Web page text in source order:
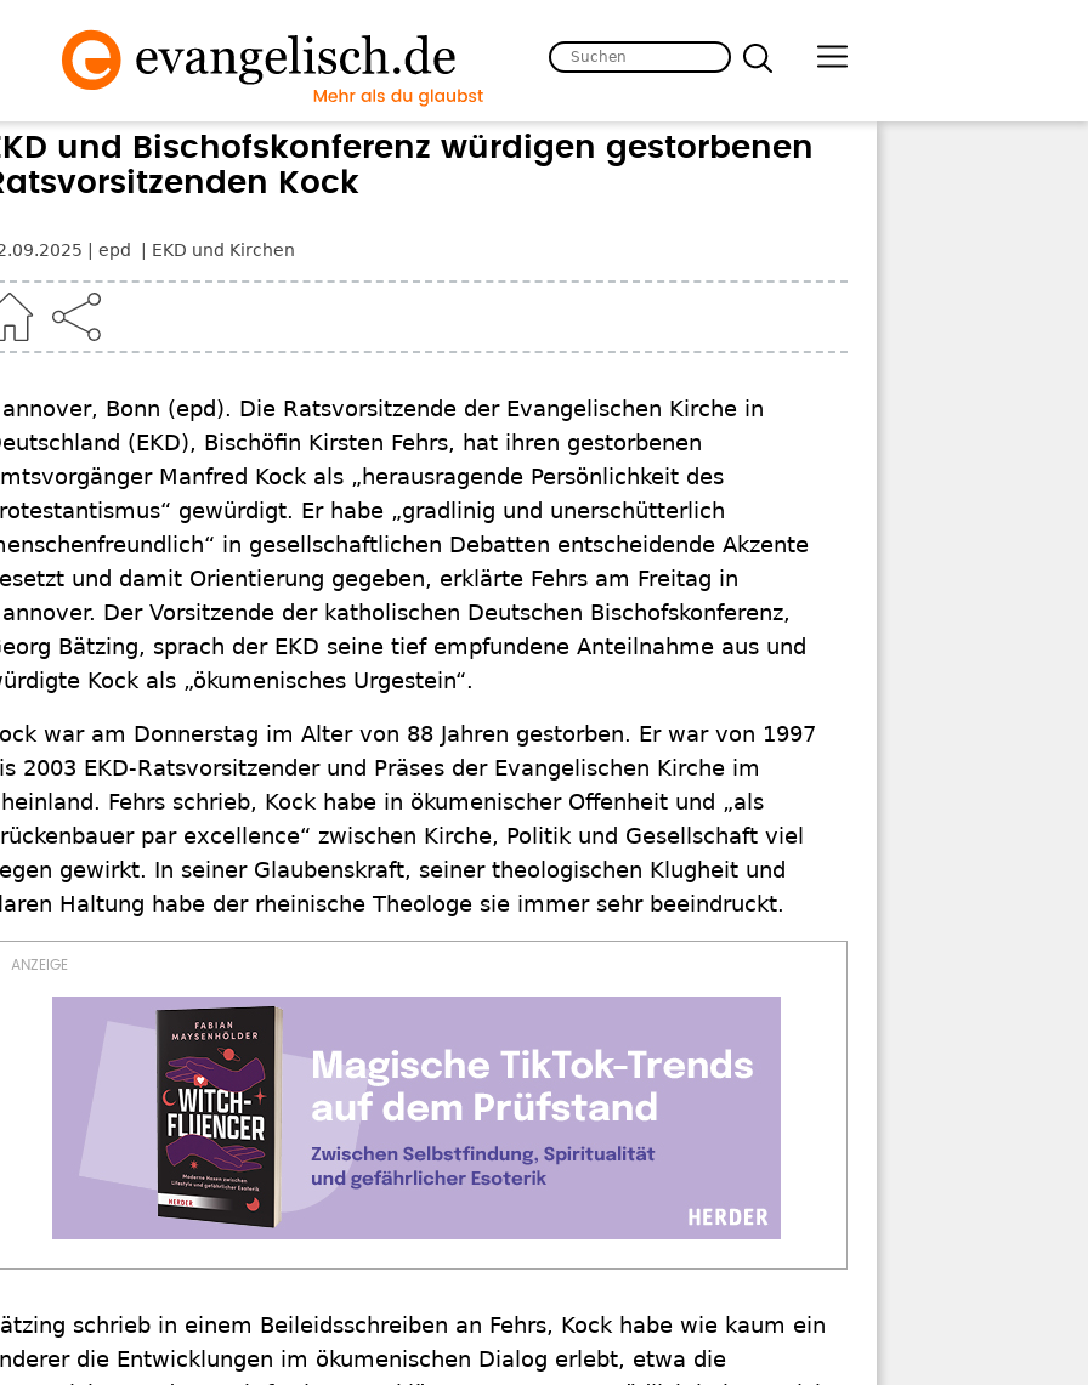
und Bischofskonferenz würdigen gestorbenen
Kock
epd EKD und Kirchen
Bonn (epd). Die Ratsvorsitzende der Evangelischen Kirche in
(EKD), Bischöfin Kirsten Fehrs, hat ihren gestorbenen
Manfred Kock als „herausragende Persönlichkeit des
gewürdigt. Er habe „gradlinig und unerschütterlich
in gesellschaftlichen Debatten entscheidende Akzente
und damit Orientierung gegeben, erklärte Fehrs am Freitag in
Der Vorsitzende der katholischen Deutschen Bischofskonferenz,
Bätzing, sprach der EKD seine tief empfundene Anteilnahme aus und
Kock als „ökumenisches Urgestein“.
war am Donnerstag im Alter von 88 Jahren gestorben. Er war von 1997
2003 EKD-Ratsvorsitzender und Präses der Evangelischen Kirche im
Fehrs schrieb, Kock habe in ökumenischer Offenheit und „als
par excellence“ zwischen Kirche, Politik und Gesellschaft viel
gewirkt. In seiner Glaubenskraft, seiner theologischen Klugheit und
Haltung habe der rheinische Theologe sie immer sehr beeindruckt.
schrieb in einem Beileidsschreiben an Fehrs, Kock habe wie kaum ein
die Entwicklungen im ökumenischen Dialog erlebt, etwa die